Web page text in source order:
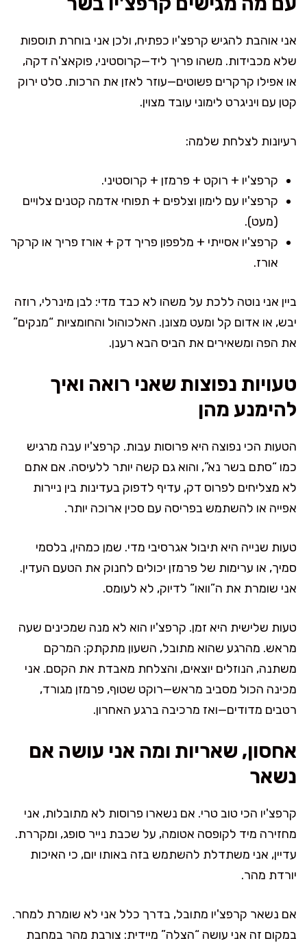
אני אוהבת להגיש קרפצ'יו כפתיח, ולכן אני בוחרת תוספות
שלא מכבידות. משהו פריך ליד—קרוסטיני, פוקאצ'ה דקה,
או אפילו קרקרים פשוטים—עוזר לאזן את הרכות. סלט ירוק
קטן עם ויניגרט לימוני עובד מצוין.
רעיונות לצלחת שלמה:
קרפצ'יו + רוקט + פרמזן + קרוסטיני.
קרפצ'יו עם לימון וצלפים + תפוחי אדמה קטנים צלויים
(מעט).
קרפצ'יו אסייתי + מלפפון פריך דק + אורז פריך או קרקר
אורז.
ביין אני נוטה ללכת על משהו לא כבד מדי: לבן מינרלי, רוזה
יבש, או אדום קל ומעט מצונן. האלכוהול והחומציות “מנקים”
את הפה ומשאירים את הביס הבא רענן.
טעויות נפוצות שאני רואה ואיך
להימנע מהן
הטעות הכי נפוצה היא פרוסות עבות. קרפצ'יו עבה מרגיש
כמו “סתם בשר נא”, והוא גם קשה יותר ללעיסה. אם אתם
לא מצליחים לפרוס דק, עדיף לדפוק בעדינות בין ניירות
אפייה או להשתמש בפריסה עם סכין ארוכה יותר.
טעות שנייה היא תיבול אגרסיבי מדי. שמן כמהין, בלסמי
סמיך, או ערימות של פרמזן יכולים לחנוק את הטעם העדין.
אני שומרת את ה”וואו” לדיוק, לא לעומס.
טעות שלישית היא זמן. קרפצ'יו הוא לא מנה שמכינים שעה
מראש. מהרגע שהוא מתובל, השעון מתקתק: המרקם
משתנה, הנוזלים יוצאים, והצלחת מאבדת את הקסם. אני
מכינה הכול מסביב מראש—רוקט שטוף, פרמזן מגורד,
רטבים מדודים—ואז מרכיבה ברגע האחרון.
אחסון, שאריות ומה אני עושה אם
נשאר
קרפצ'יו הכי טוב טרי. אם נשארו פרוסות לא מתובלות, אני
מחזירה מיד לקופסה אטומה, על שכבת נייר סופג, ומקררת.
עדיין, אני משתדלת להשתמש בזה באותו יום, כי האיכות
יורדת מהר.
אם נשאר קרפצ'יו מתובל, בדרך כלל אני לא שומרת למחר.
במקום זה אני עושה “הצלה” מיידית: צורבת מהר במחבת